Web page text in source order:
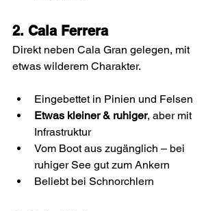
2. Cala Ferrera
Direkt neben Cala Gran gelegen, mit
etwas wilderem Charakter.
Eingebettet in Pinien und Felsen
Etwas kleiner & ruhiger, aber mit
Infrastruktur
Vom Boot aus zugänglich – bei
ruhiger See gut zum Ankern
Beliebt bei Schnorchlern